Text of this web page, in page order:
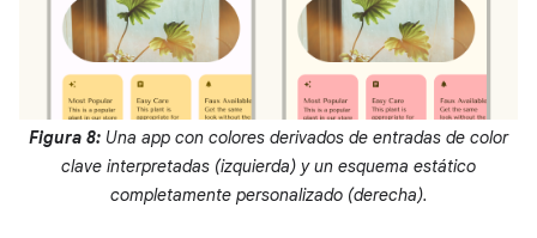
Figura 8: Una app con colores derivados de entradas de color
clave interpretadas (izquierda) y un esquema estático
completamente personalizado (derecha).